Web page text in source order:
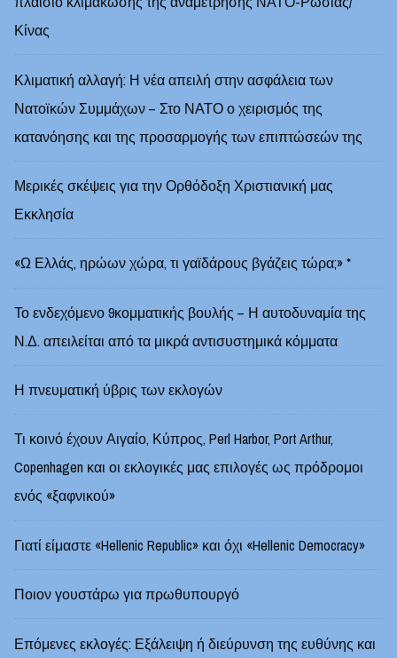
Κίνας
Κλιματική αλλαγή: Η νέα απειλή στην ασφάλεια των
Νατοϊκών Συμμάχων – Στο ΝΑΤΟ ο χειρισμός της
κατανόησης και της προσαρμογής των επιπτώσεών της
Μερικές σκέψεις για την Ορθόδοξη Χριστιανική μας
Εκκλησία
«Ω Ελλάς, ηρώων χώρα, τι γαϊδάρους βγάζεις τώρα;» *
Το ενδεχόμενο 9κομματικής βουλής – Η αυτοδυναμία της
Ν.Δ. απειλείται από τα μικρά αντισυστημικά κόμματα
Η πνευματική ύβρις των εκλογών
Τι κοινό έχουν Αιγαίο, Κύπρος, Perl Harbor, Port Arthur,
Copenhagen και οι εκλογικές μας επιλογές ως πρόδρομοι
ενός «ξαφνικού»
Γιατί είμαστε «Hellenic Republic» και όχι «Hellenic Democracy»
Ποιον γουστάρω για πρωθυπουργό
Επόμενες εκλογές: Εξάλειψη ή διεύρυνση της ευθύνης και